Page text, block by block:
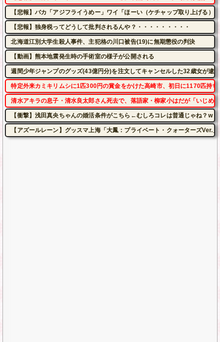
【悲報】バカ「アジフライうめー」ワイ「ほーい（ケチャップ取り上げる）
【悲報】独身税ってどうして批判されるんや？・・・・・・・・・
北海道江別大学生殺人事件、主犯格の川口被告(19)に無期懲役の判決
【動画】熊本地震発生時の手術室の様子が公開される
週間少年ジャンプのグッズ(43億円分)を注文してキャンセルした32歳女が逮捕
特定外来カミキリムシに1匹300円の賞金をかけた高崎市、初日に1170匹持ち
清水アキラの息子・清水良太郎さん死去で、落語家・柳家小はだが「いじめ
【衝撃】浅田真央ちゃんの婚活条件がこちら←むしろコレは普通じゃね？w
【アズールレーン】グッスマ上海「大鳳：プライベート・クォーターズVer.